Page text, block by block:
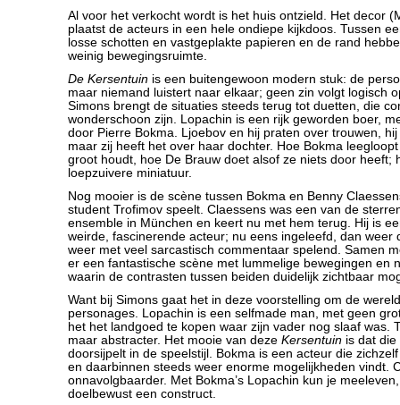
Al voor het verkocht wordt is het huis ontzield. Het decor
plaatst de acteurs in een hele ondiepe kijkdoos. Tussen
losse schotten en vastgeplakte papieren en de rand
weinig bewegingsruimte.
De Kersentuin is een buitengewoon modern stuk: de
maar niemand luistert naar elkaar; geen zin volgt logisch
Simons brengt de situaties steeds terug tot duetten, die
wonderschoon zijn. Lopachin is een rijk geworden boer,
door Pierre Bokma. Ljoebov en hij praten over trouwen,
maar zij heeft het over haar dochter. Hoe Bokma
groot houdt, hoe De Brauw doet alsof ze niets door heeft;
loepzuivere miniatuur.
Nog mooier is de scène tussen Bokma en Benny
student Trofimov speelt. Claessens was een van de
ensemble in München en keert nu met hem terug. Hij is
weirde, fascinerende acteur; nu eens ingeleefd, dan weer
weer met veel sarcastisch commentaar spelend. Samen
er een fantastische scène met lummelige bewegingen en
waarin de contrasten tussen beiden duidelijk zichtbaar
Want bij Simons gaat het in deze voorstelling om de
personages. Lopachin is een selfmade man, met geen
het het landgoed te kopen waar zijn vader nog slaaf was.
maar abstracter. Het mooie van deze Kersentuin is dat die
doorsijpelt in de speelstijl. Bokma is een acteur die
en daarbinnen steeds weer enorme mogelijkheden vindt.
onnavolgbaarder. Met Bokma’s Lopachin kun je
doelbewust een construct.